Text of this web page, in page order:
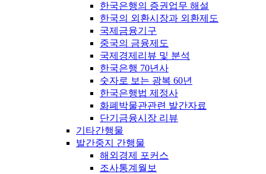
한국은행의 증권업무 해설
한국의 외환시장과 외환제도
국제금융기구
중국의 금융제도
국제경제리뷰 및 분석
한국은행 70년사
숫자로 보는 광복 60년
한국은행법 제정사
화폐박물관관련 발간자료
단기금융시장 리뷰
기타간행물
발간중지 간행물
해외경제 포커스
조사통계월보